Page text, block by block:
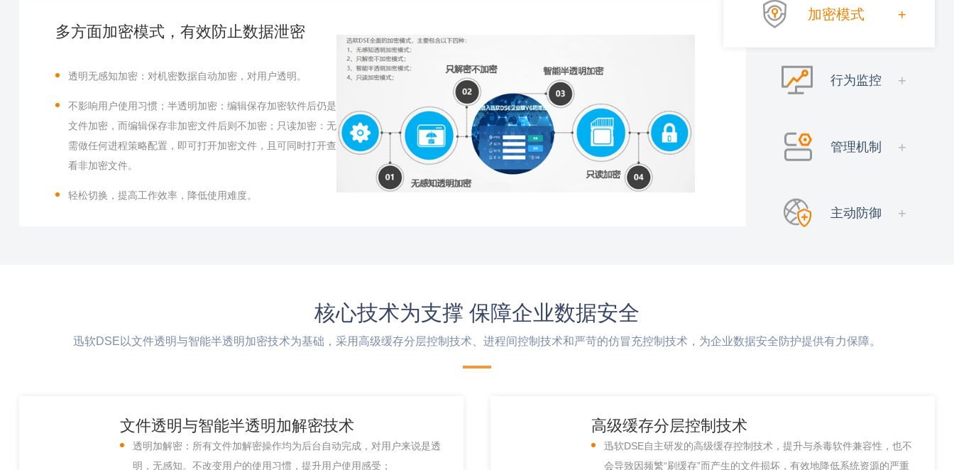
加密模式
行为监控
管理机制
主动防御
多方面加密模式，有效防止数据泄密
透明无感知加密：对机密数据自动加密，对用户透明。
不影响用户使用习惯；半透明加密：编辑保存加密软件后仍是
文件加密，而编辑保存非加密文件后则不加密；只读加密：无
需做任何进程策略配置，即可打开加密文件，且可同时打开查
看非加密文件。
轻松切换，提高工作效率，降低使用难度。
核心技术为支撑 保障企业数据安全
迅软DSE以文件透明与智能半透明加密技术为基础，采用高级缓存分层控制技术、进程间控制技术和严苛的仿冒充控制技术，为企业数据安全防护提供有力保障。
文件透明与智能半透明加解密技术
透明加解密：所有文件加解密操作均为后台自动完成，对用户来说是透
明，无感知。不改变用户的使用习惯，提升用户使用感受；
高级缓存分层控制技术
迅软DSE自主研发的高级缓存控制技术，提升与杀毒软件兼容性，也不
会导致因频繁“刷缓存”而产生的文件损坏，有效地降低系统资源的严重